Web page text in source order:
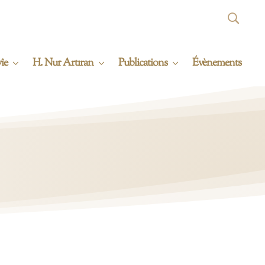
H. Nur Artıran Publications Évènements